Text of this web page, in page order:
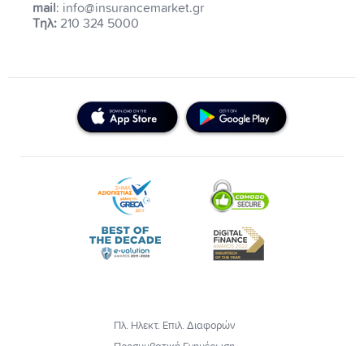
mail : info@insurancemarket.gr
Τηλ: 210 324 5000
Πλ. Ηλεκτ. Επιλ. Διαφορών